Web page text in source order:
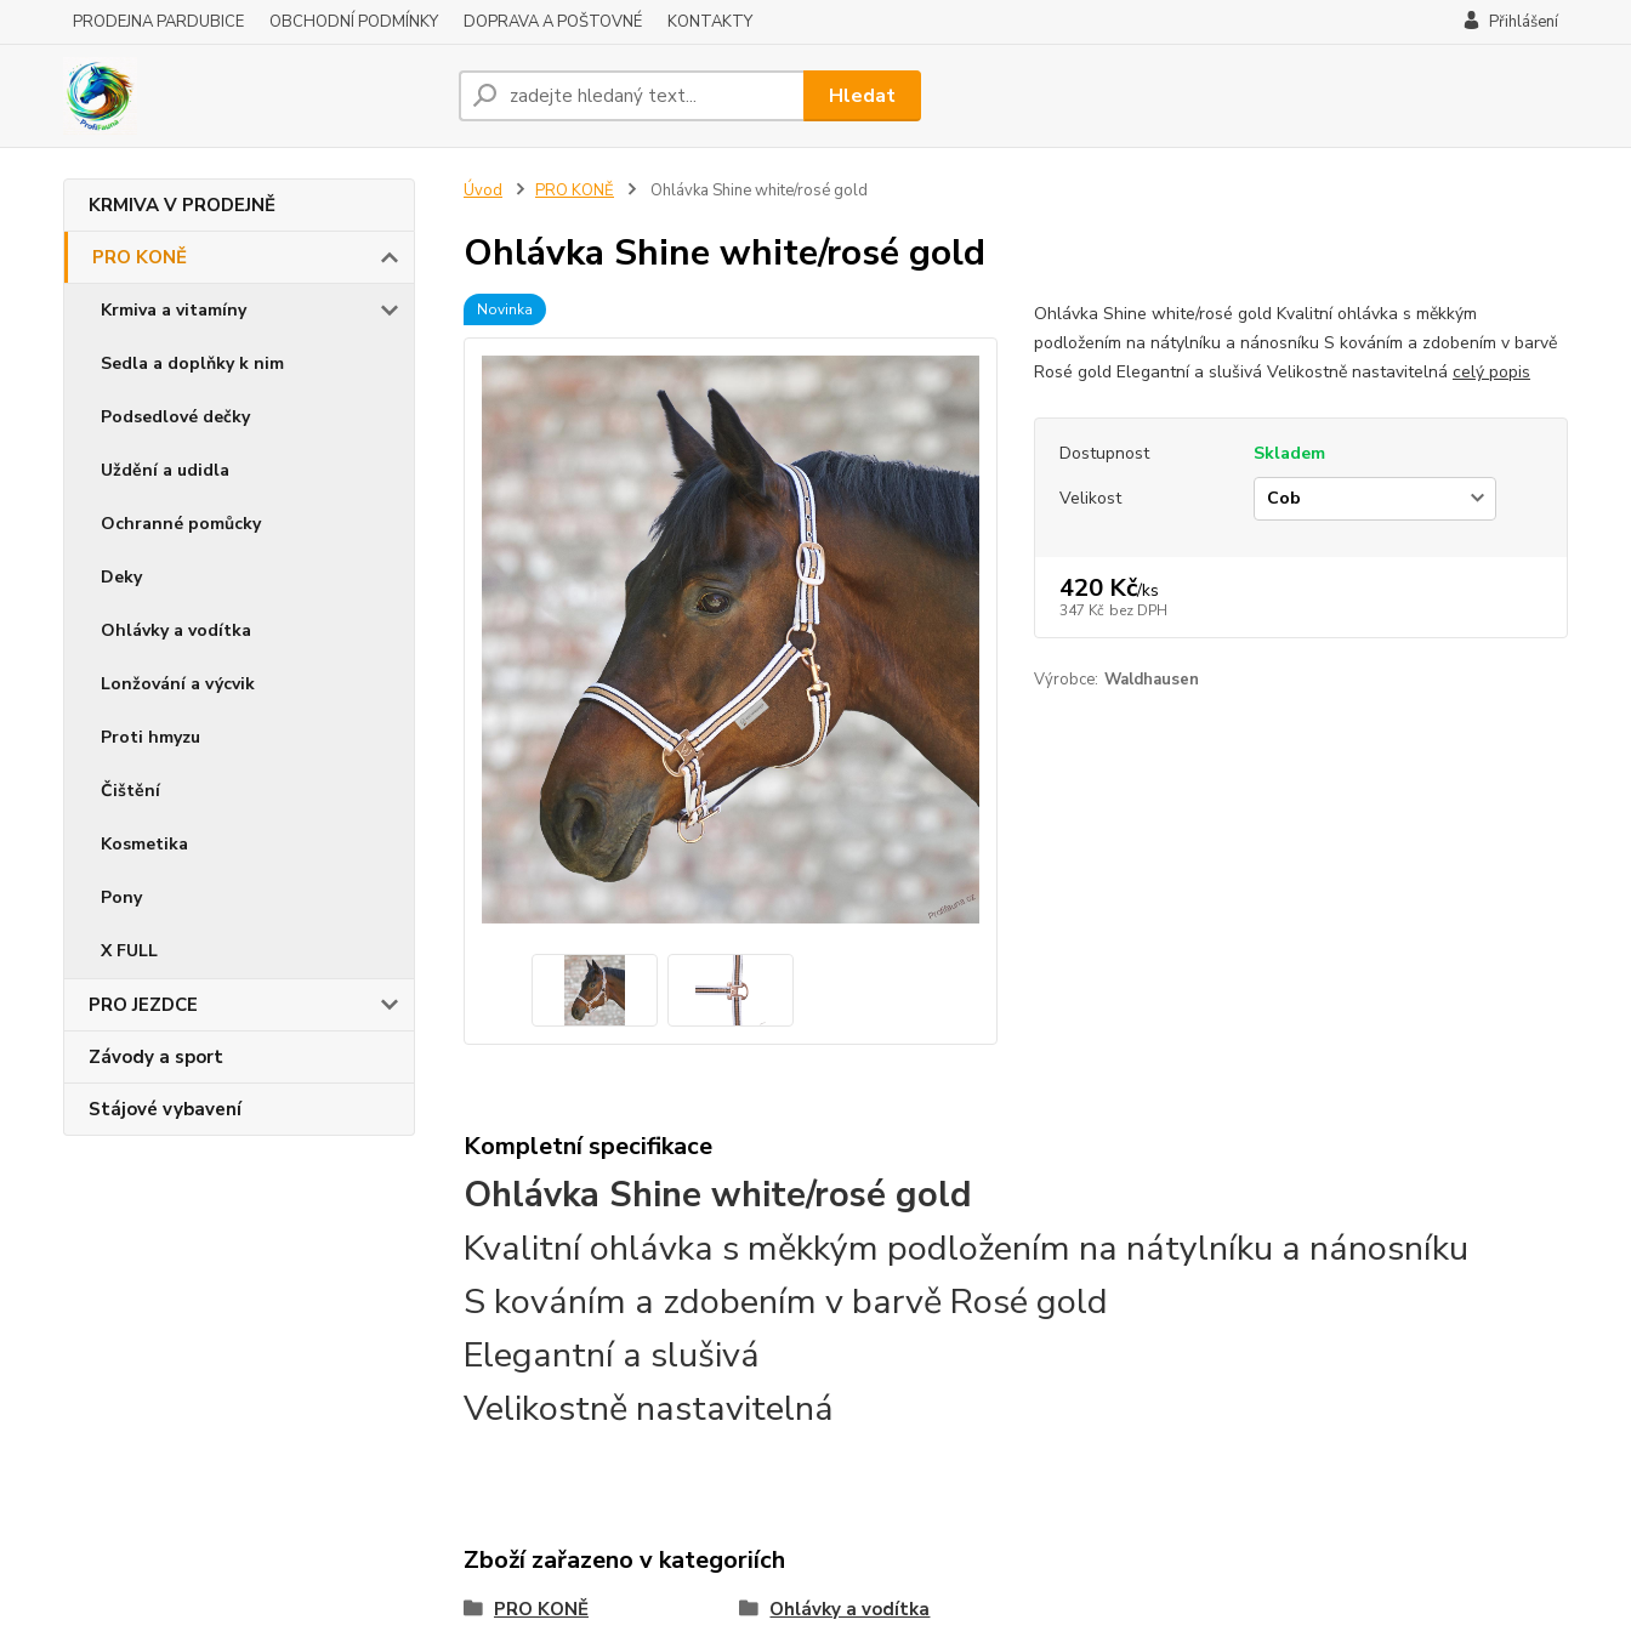
PRODEJNA PARDUBICE OBCHODNÍ PODMÍNKY DOPRAVA A POŠTOVNÉ KONTAKTY Přihlášení
Hledat
KRMIVA V PRODEJNĚ
PRO KONĚ
Krmiva a vitamíny
Sedla a doplňky k nim
Podsedlové dečky
Uždění a udidla
Ochranné pomůcky
Deky
Ohlávky a vodítka
Lonžování a výcvik
Proti hmyzu
Čištění
Kosmetika
Pony
X FULL
PRO JEZDCE
Závody a sport
Stájové vybavení
Úvod PRO KONĚ Ohlávka Shine white/rosé gold
Ohlávka Shine white/rosé gold
Novinka
Ohlávka Shine white/rosé gold Kvalitní ohlávka s měkkým
podložením na nátylníku a nánosníku S kováním a zdobením v barvě
Rosé gold Elegantní a slušivá Velikostně nastavitelná celý popis
Dostupnost
Skladem
Velikost
420 Kč/ks
347 Kč bez DPH
Výrobce: Waldhausen
Kompletní specifikace
Ohlávka Shine white/rosé gold
Kvalitní ohlávka s měkkým podložením na nátylníku a nánosníku
S kováním a zdobením v barvě Rosé gold
Elegantní a slušivá
Velikostně nastavitelná
Zboží zařazeno v kategoriích
PRO KONĚ Ohlávky a vodítka